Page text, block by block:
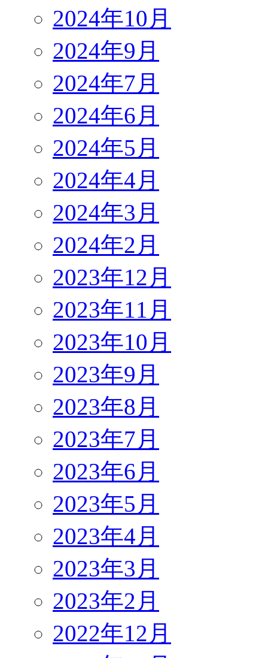
2024年10月
2024年9月
2024年7月
2024年6月
2024年5月
2024年4月
2024年3月
2024年2月
2023年12月
2023年11月
2023年10月
2023年9月
2023年8月
2023年7月
2023年6月
2023年5月
2023年4月
2023年3月
2023年2月
2022年12月